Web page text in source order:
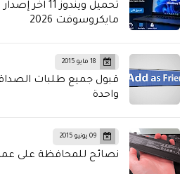
مايكروسوفت 2026
18 مايو 2015
قبول جميع طلبات
واحدة
09 يونيو 2015
نصائح للمحافظة على